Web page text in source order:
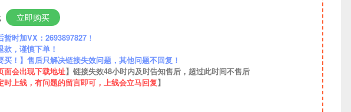
立即购买
暂时加VX：2693897827 ！
，谨慎下单！
买！】售后只解决链接失效问题，其他问题不回复！
面会出现下载地址】链接失效48小时内及时告知售后，超过此时间不售后
时上线，有问题的留言即可，上线会立马回复】